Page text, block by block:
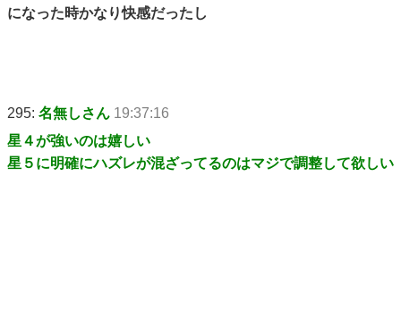
になった時かなり快感だったし
295: 名無しさん 19:37:16
星４が強いのは嬉しい
星５に明確にハズレが混ざってるのはマジで調整して欲しい